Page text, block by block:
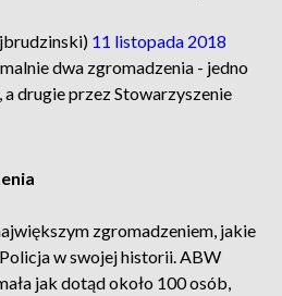
11 listopada 2018
dwa zgromadzenia - jedno
drugie przez Stowarzyszenie
zgromadzeniem, jakie
w swojej historii. ABW
jak dotąd około 100 osób,